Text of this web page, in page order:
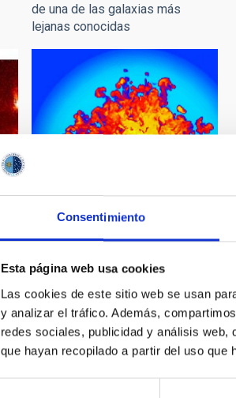
Consentimiento
Esta página web usa cookies
Las cookies de este sitio web se usan
y analizar el tráfico. Además,
redes sociales, publicidad y análisis web,
que hayan recopilado a partir del uso que
de una de las galaxias más
lejanas conocidas
Supernovas 'volcánicas' que
enriquecen el medio interestelar